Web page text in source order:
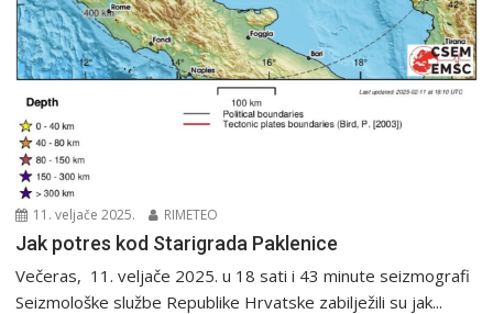
11. veljače 2025. RIMETEO
Jak potres kod Starigrada Paklenice
Večeras, 11. veljače 2025. u 18 sati i 43 minute seizmografi
Seizmološke službe Republike Hrvatske zabilježili su jak...